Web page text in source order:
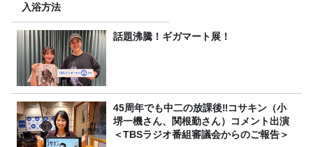
入浴方法
話題沸騰！ギガマート展！
45周年でも中二の放課後‼コサキン（小
堺一機さん、関根勤さん）コメント出演
＜TBSラジオ番組審議会からのご報告＞